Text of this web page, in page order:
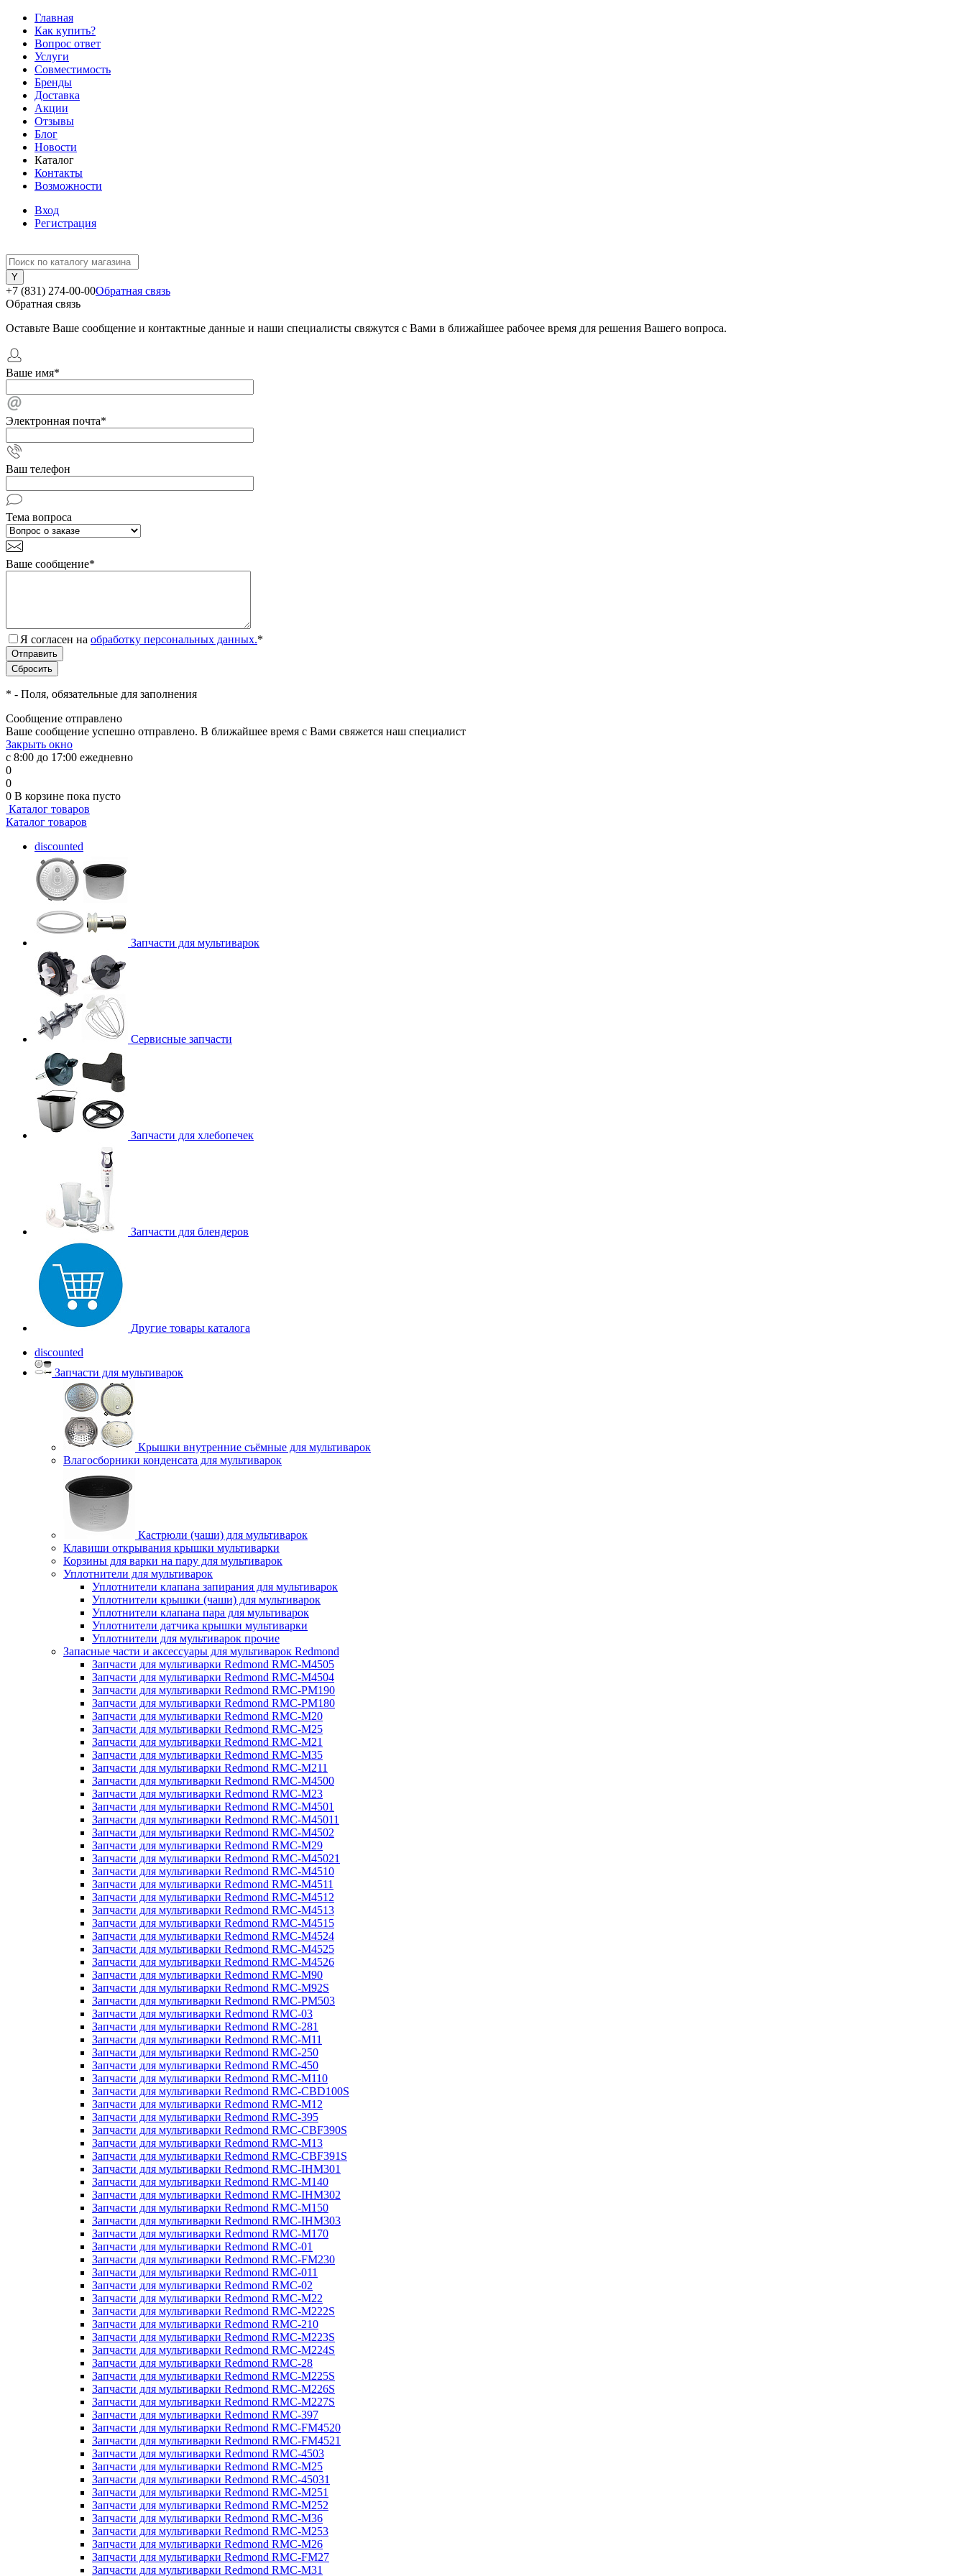
Главная
Как купить?
Вопрос ответ
Услуги
Совместимость
Бренды
Доставка
Акции
Отзывы
Блог
Новости
Каталог
Контакты
Возможности
Вход
Регистрация
+7 (831) 274-00-00Обратная связь
Обратная связь
Оставьте Ваше сообщение и контактные данные и наши специалисты свяжутся с Вами в ближайшее рабочее время для решения Вашего вопроса.
Ваше имя*
Электронная почта*
Ваш телефон
Тема вопроса
Ваше сообщение*
Я согласен на обработку персональных данных.*
* - Поля, обязательные для заполнения
Сообщение отправлено
Ваше сообщение успешно отправлено. В ближайшее время с Вами свяжется наш специалист
Закрыть окно
с 8:00 до 17:00 ежедневно
0
0
0 В корзине пока пусто
Каталог товаров
Каталог товаров
discounted
Запчасти для мультиварок
Сервисные запчасти
Запчасти для хлебопечек
Запчасти для блендеров
Другие товары каталога
discounted
Запчасти для мультиварок
Крышки внутренние съёмные для мультиварок
Влагосборники конденсата для мультиварок
Кастрюли (чаши) для мультиварок
Клавиши открывания крышки мультиварки
Корзины для варки на пару для мультиварок
Уплотнители для мультиварок
Уплотнители клапана запирания для мультиварок
Уплотнители крышки (чаши) для мультиварок
Уплотнители клапана пара для мультиварок
Уплотнители датчика крышки мультиварки
Уплотнители для мультиварок прочие
Запасные части и аксессуары для мультиварок Redmond
Запчасти для мультиварки Redmond RMC-M4505
Запчасти для мультиварки Redmond RMC-M4504
Запчасти для мультиварки Redmond RMC-PM190
Запчасти для мультиварки Redmond RMC-PM180
Запчасти для мультиварки Redmond RMC-M20
Запчасти для мультиварки Redmond RMC-M25
Запчасти для мультиварки Redmond RMC-M21
Запчасти для мультиварки Redmond RMC-M35
Запчасти для мультиварки Redmond RMC-M211
Запчасти для мультиварки Redmond RMC-M4500
Запчасти для мультиварки Redmond RMC-M23
Запчасти для мультиварки Redmond RMC-M4501
Запчасти для мультиварки Redmond RMC-M45011
Запчасти для мультиварки Redmond RMC-M4502
Запчасти для мультиварки Redmond RMC-M29
Запчасти для мультиварки Redmond RMC-M45021
Запчасти для мультиварки Redmond RMC-M4510
Запчасти для мультиварки Redmond RMC-M4511
Запчасти для мультиварки Redmond RMC-M4512
Запчасти для мультиварки Redmond RMC-M4513
Запчасти для мультиварки Redmond RMC-M4515
Запчасти для мультиварки Redmond RMC-M4524
Запчасти для мультиварки Redmond RMC-M4525
Запчасти для мультиварки Redmond RMC-M4526
Запчасти для мультиварки Redmond RMC-M90
Запчасти для мультиварки Redmond RMC-M92S
Запчасти для мультиварки Redmond RMC-PM503
Запчасти для мультиварки Redmond RMC-03
Запчасти для мультиварки Redmond RMC-281
Запчасти для мультиварки Redmond RMC-M11
Запчасти для мультиварки Redmond RMC-250
Запчасти для мультиварки Redmond RMC-450
Запчасти для мультиварки Redmond RMC-M110
Запчасти для мультиварки Redmond RMC-CBD100S
Запчасти для мультиварки Redmond RMC-M12
Запчасти для мультиварки Redmond RMC-395
Запчасти для мультиварки Redmond RMC-CBF390S
Запчасти для мультиварки Redmond RMC-M13
Запчасти для мультиварки Redmond RMC-CBF391S
Запчасти для мультиварки Redmond RMC-IHM301
Запчасти для мультиварки Redmond RMC-M140
Запчасти для мультиварки Redmond RMC-IHM302
Запчасти для мультиварки Redmond RMC-M150
Запчасти для мультиварки Redmond RMC-IHM303
Запчасти для мультиварки Redmond RMC-M170
Запчасти для мультиварки Redmond RMC-01
Запчасти для мультиварки Redmond RMC-FM230
Запчасти для мультиварки Redmond RMC-011
Запчасти для мультиварки Redmond RMC-02
Запчасти для мультиварки Redmond RMC-M22
Запчасти для мультиварки Redmond RMC-M222S
Запчасти для мультиварки Redmond RMC-210
Запчасти для мультиварки Redmond RMC-M223S
Запчасти для мультиварки Redmond RMC-M224S
Запчасти для мультиварки Redmond RMC-28
Запчасти для мультиварки Redmond RMC-M225S
Запчасти для мультиварки Redmond RMC-M226S
Запчасти для мультиварки Redmond RMC-M227S
Запчасти для мультиварки Redmond RMC-397
Запчасти для мультиварки Redmond RMC-FM4520
Запчасти для мультиварки Redmond RMC-FM4521
Запчасти для мультиварки Redmond RMC-4503
Запчасти для мультиварки Redmond RMC-M25
Запчасти для мультиварки Redmond RMC-45031
Запчасти для мультиварки Redmond RMC-M251
Запчасти для мультиварки Redmond RMC-M252
Запчасти для мультиварки Redmond RMC-M36
Запчасти для мультиварки Redmond RMC-M253
Запчасти для мультиварки Redmond RMC-M26
Запчасти для мультиварки Redmond RMC-FM27
Запчасти для мультиварки Redmond RMC-M31